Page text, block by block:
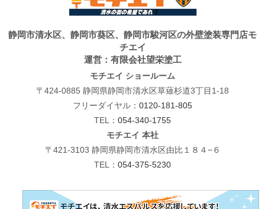
静岡市清水区、静岡市葵区、静岡市駿河区の外壁塗装専門店モ
チエイ
運営：有限会社望栄塗工
モチエイ ショールーム
〒424-0885 静岡県静岡市清水区草薙杉道3丁目1-18
フリーダイヤル： 0120-181-805
TEL： 054-340-1755
モチエイ 本社
〒421-3103 静岡県静岡市清水区由比１８４−６
TEL： 054-375-5230